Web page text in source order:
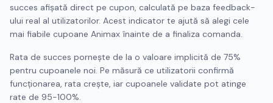
succes afișată direct pe cupon, calculată pe baza feedback-
ului real al utilizatorilor. Acest indicator te ajută să alegi cele
mai fiabile cupoane Animax înainte de a finaliza comanda.
Rata de succes pornește de la o valoare implicită de 75%
pentru cupoanele noi. Pe măsură ce utilizatorii confirmă
funcționarea, rata crește, iar cupoanele validate pot atinge
rate de 95-100%.